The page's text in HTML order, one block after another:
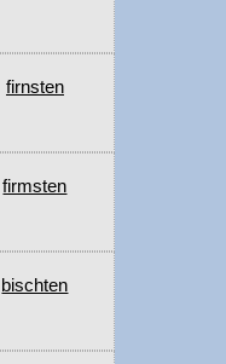
firnsten
firmsten
bischten